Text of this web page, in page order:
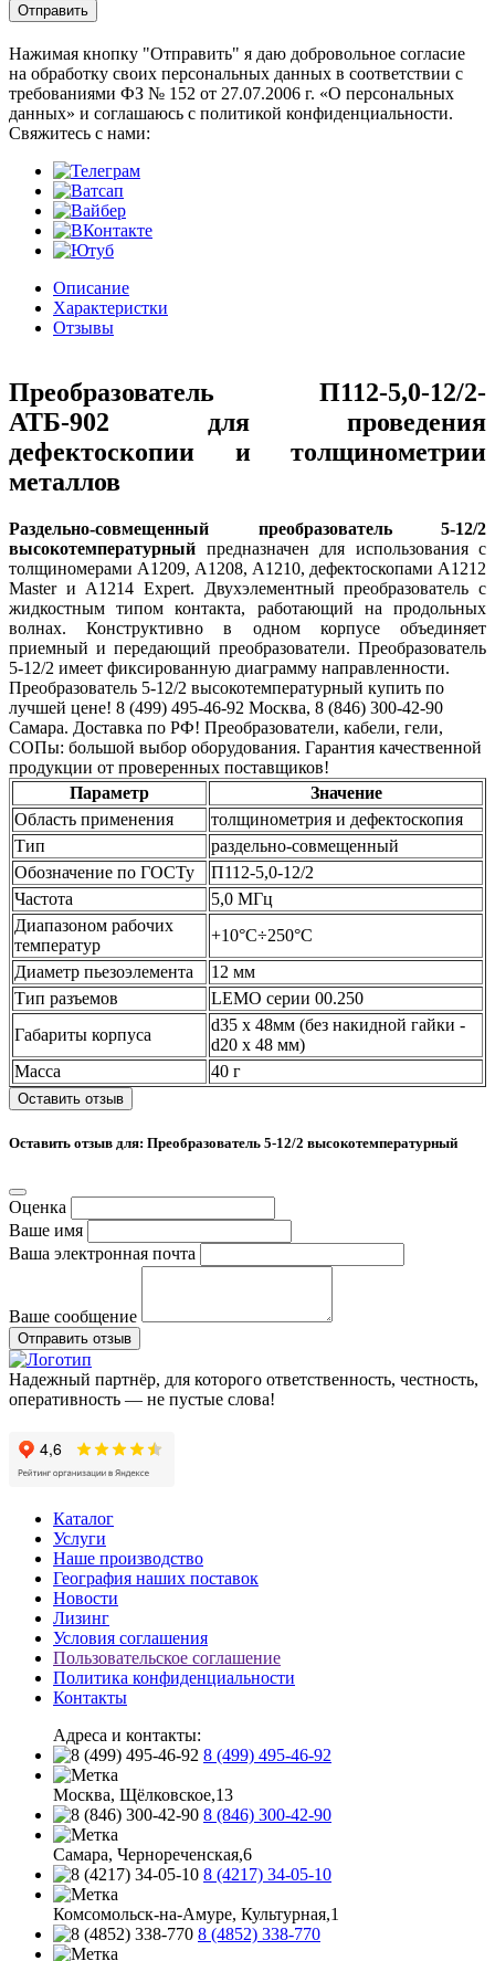
Отправить
Нажимая кнопку "Отправить" я даю добровольное согласие
на обработку своих персональных данных в соответствии с
требованиями ФЗ № 152 от 27.07.2006 г. «О персональных
данных» и соглашаюсь с политикой конфиденциальности.
Cвяжитесь с нами:
Описание
Характеристки
Отзывы
Преобразователь П112-5,0-12/2-
АТБ-902 для проведения
дефектоскопии и толщинометрии
металлов
Раздельно-совмещенный преобразователь 5-12/2
высокотемпературный предназначен для использования с
толщиномерами A1209, А1208, А1210, дефектоскопами А1212
Master и А1214 Expert. Двухэлементный преобразователь с
жидкостным типом контакта, работающий на продольных
волнах. Конструктивно в одном корпусе объединяет
приемный и передающий преобразователи. Преобразователь
5-12/2 имеет фиксированную диаграмму направленности.
Преобразователь 5-12/2 высокотемпературный купить по
лучшей цене! 8 (499) 495-46-92 Москва, 8 (846) 300-42-90
Самара. Доставка по РФ! Преобразователи, кабели, гели,
СОПы: большой выбор оборудования. Гарантия качественной
продукции от проверенных поставщиков!
Параметр
Значение
Область применения
толщинометрия и дефектоскопия
Тип
раздельно-совмещенный
Обозначение по ГОСТу
П112-5,0-12/2
Частота
5,0 МГц
Диапазоном рабочих
температур
+10°C÷250°C
Диаметр пьезоэлемента
12 мм
Тип разъемов
LEMO серии 00.250
Габариты корпуса
d35 x 48мм (без накидной гайки -
d20 х 48 мм)
Масса
40 г
Оставить отзыв
Оставить отзыв для: Преобразователь 5-12/2 высокотемпературный
Оценка
Ваше имя
Ваша электронная почта
Ваше сообщение
Отправить отзыв
Надежный партнёр, для которого ответственность, честность,
оперативность — не пустые слова!
Каталог
Услуги
Наше производство
География наших поставок
Новости
Лизинг
Условия соглашения
Пользовательское соглашение
Политика конфиденциальности
Контакты
Адреса и контакты:
8 (499) 495-46-92
Москва, Щёлковское,13
8 (846) 300-42-90
Самара, Чернореченская,6
8 (4217) 34-05-10
Комсомольск-на-Амуре, Культурная,1
8 (4852) 338-770